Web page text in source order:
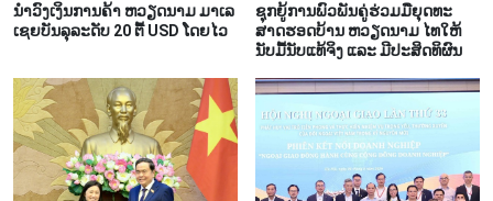
ນຳ​ວົງ​ເງິນ​ການ​ຄ້າ ຫວຽດ​ນາມ ມາ​ເລ​
ເຊຍ​ບັນ​ລຸ​ລະ​ດັບ 20 ຕື້ USD ໂດຍ​ໄວ
ຊຸກ​ຍູ້​ການ​ພົວ​ພັນ​ຄູ່​ຮ່ວມ​ມື​ຍຸດ​ທະ​
ສາດ​ຮອດ​ບ້ານ ຫວຽດ​ນາມ ໄທ​ໃຫ້​
ນັບ​ມື້​ນັບ​ແທ້​ຈິງ ແລະ ມີ​ປະ​ສິດ​ທິ​ຜົນ